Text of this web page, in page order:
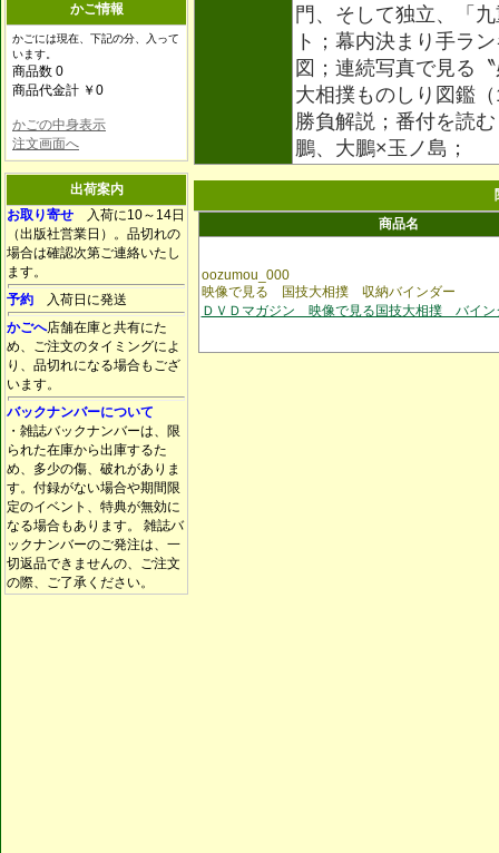
かご情報
かごには現在、下記の分、入って
います。
商品数 0
商品代金計 ￥0
かごの中身表示
注文画面へ
出荷案内
お取り寄せ 入荷に10～14日
（出版社営業日）。品切れの
場合は確認次第ご連絡いたし
ます。
予約 入荷日に発送
かごへ店舗在庫と共有にた
め、ご注文のタイミングによ
り、品切れになる場合もござ
います。
バックナンバーについて
・雑誌バックナンバーは、限
られた在庫から出庫するた
め、多少の傷、破れがありま
す。付録がない場合や期間限
定のイベント、特典が無効に
なる場合もあります。 雑誌バ
ックナンバーのご発注は、一
切返品できませんの、ご注文
の際、ご了承ください。
門、そして独立、「
ト；幕内決まり手ラ
図；連続写真で見る
大相撲ものしり図鑑
勝負解説；番付を読
鵬、大鵬×玉ノ島；
商品名
oozumou_000
映像で見る 国技大相撲 収納バインダー
ＤＶＤマガジン 映像で見る国技大相撲 バイン